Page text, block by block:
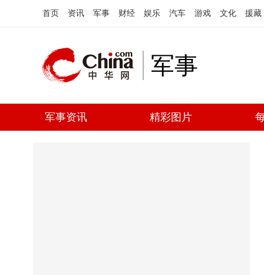
首页 资讯 军事 财经 娱乐 汽车 游戏 文化 援藏
军事
军事资讯 精彩图片